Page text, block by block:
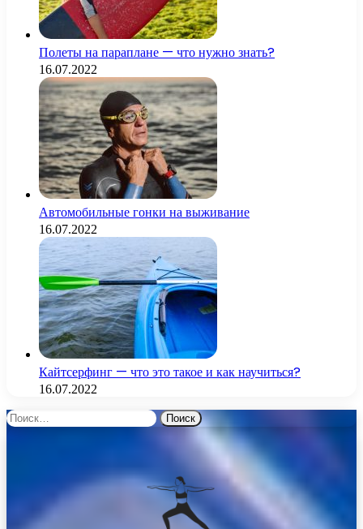
Полеты на параплане — что нужно знать?
16.07.2022
Автомобильные гонки на выживание
16.07.2022
Кайтсерфинг — что это такое и как научиться?
16.07.2022
Найти: